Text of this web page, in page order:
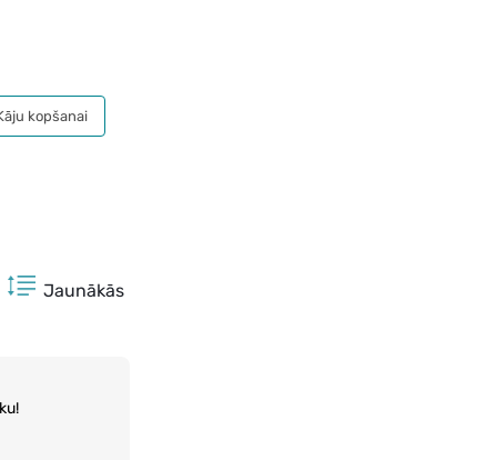
Jaunākās
kopšanai